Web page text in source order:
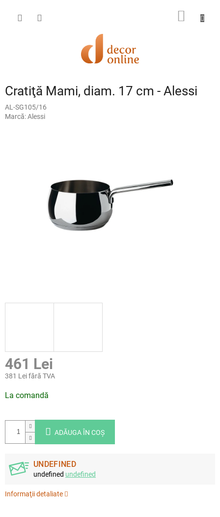
conținut
COŞ
Cratiţă Mami, diam. 17 cm - Alessi
AL-SG105/16
Marcă:Alessi
461 Lei
381 Lei fără TVA
preţ:
La comandă
ADĂUGA ÎN COŞ
UNDEFINED
undefined undefined
Informaţii detaliate